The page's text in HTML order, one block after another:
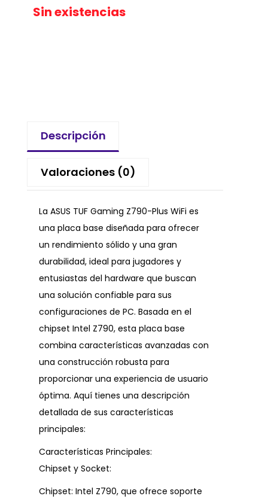
Sin existencias
Descripción
Valoraciones (0)
La ASUS TUF Gaming Z790-Plus WiFi es
una placa base diseñada para ofrecer
un rendimiento sólido y una gran
durabilidad, ideal para jugadores y
entusiastas del hardware que buscan
una solución confiable para sus
configuraciones de PC. Basada en el
chipset Intel Z790, esta placa base
combina características avanzadas con
una construcción robusta para
proporcionar una experiencia de usuario
óptima. Aquí tienes una descripción
detallada de sus características
principales:
Características Principales:
Chipset y Socket:
Chipset: Intel Z790, que ofrece soporte